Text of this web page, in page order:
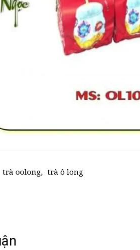
trà oolong, trà ô long